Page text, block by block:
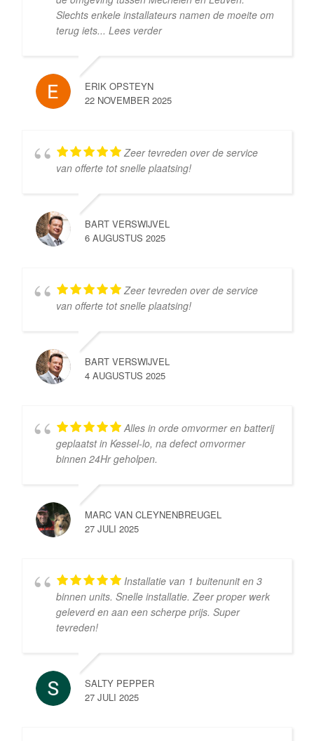
Slechts enkele installateurs namen de moeite om
terug iets... Lees verder
ERIK OPSTEYN
22 NOVEMBER 2025
Zeer tevreden over de service
van offerte tot snelle plaatsing!
BART VERSWIJVEL
6 AUGUSTUS 2025
Zeer tevreden over de service
van offerte tot snelle plaatsing!
BART VERSWIJVEL
4 AUGUSTUS 2025
Alles in orde omvormer en batterij
geplaatst in Kessel-lo, na defect omvormer
binnen 24Hr geholpen.
MARC VAN CLEYNENBREUGEL
27 JULI 2025
Installatie van 1 buitenunit en 3
binnen units. Snelle installatie. Zeer proper werk
geleverd en aan een scherpe prijs. Super
tevreden!
SALTY PEPPER
27 JULI 2025